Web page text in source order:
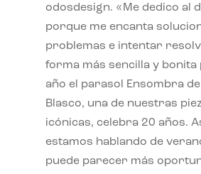
odosdesign. «Me dedico al
porque me encanta
problemas e intentar
forma más sencilla y bonita
año el parasol Ensombra
Blasco, una de nuestras
icónicas, celebra 20 años.
estamos hablando de
puede parecer más